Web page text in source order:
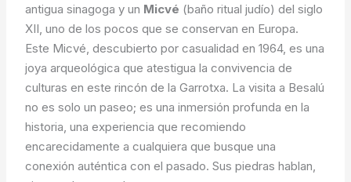
antigua sinagoga y un Micvé (baño ritual judío) del siglo
XII, uno de los pocos que se conservan en Europa.
Este Micvé, descubierto por casualidad en 1964, es una
joya arqueológica que atestigua la convivencia de
culturas en este rincón de la Garrotxa. La visita a Besalú
no es solo un paseo; es una inmersión profunda en la
historia, una experiencia que recomiendo
encarecidamente a cualquiera que busque una
conexión auténtica con el pasado. Sus piedras hablan,